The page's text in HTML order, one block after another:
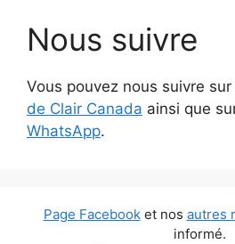
Nous suivre
Vous pouvez nous suivre sur
de Clair Canada ainsi que
WhatsApp.
Page Facebooket nos autres
informé.